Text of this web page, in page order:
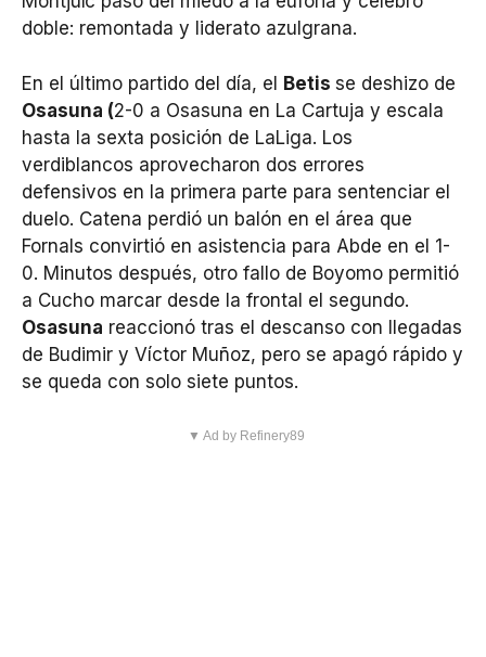
doble: remontada y liderato azulgrana.
En el último partido del día, el Betis se deshizo de
Osasuna (2-0 a Osasuna en La Cartuja y escala
hasta la sexta posición de LaLiga. Los
verdiblancos aprovecharon dos errores
defensivos en la primera parte para sentenciar el
duelo. Catena perdió un balón en el área que
Fornals convirtió en asistencia para Abde en el 1-
0. Minutos después, otro fallo de Boyomo permitió
a Cucho marcar desde la frontal el segundo.
Osasuna reaccionó tras el descanso con llegadas
de Budimir y Víctor Muñoz, pero se apagó rápido y
se queda con solo siete puntos.
▼ Ad by Refinery89